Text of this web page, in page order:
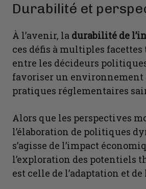
Durabilité et
À l’avenir, la durabilité de
ces défis à multiples
entre les décideurs
favoriser un environnement
pratiques réglementaires
Alors que les perspectives
l’élaboration de politiques
s’agisse de l’impact
l’exploration des potentiels
est celle de l’adaptation et